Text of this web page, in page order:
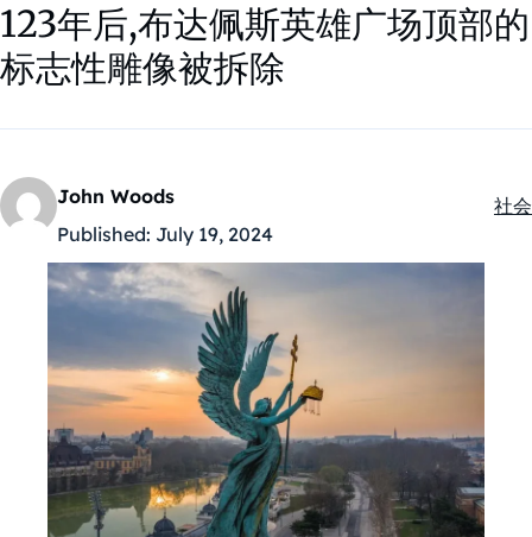
123年后,布达佩斯英雄广场顶部的
标志性雕像被拆除
John Woods
Published: July 19, 2024
社会